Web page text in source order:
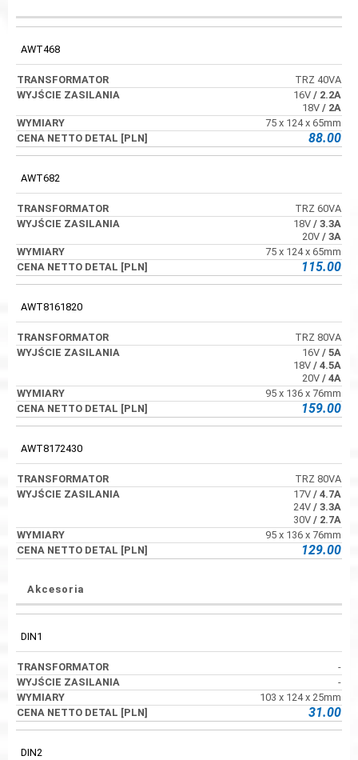
WYJŚCIE
ZASILANIA
AWT468
TRZ 40VA
16V / 2.2A
18V / 2A
75 x 124 x 65mm
88.00
AWT682
TRZ 60VA
18V / 3.3A
20V / 3A
75 x 124 x 65mm
115.00
AWT8161820
TRZ 80VA
16V / 5A
18V / 4.5A
20V / 4A
95 x 136 x 76mm
159.00
AWT8172430
TRZ 80VA
17V / 4.7A
24V / 3.3A
30V / 2.7A
95 x 136 x 76mm
129.00
Akcesoria
DIN1
-
-
103 x 124 x 25mm
31.00
DIN2